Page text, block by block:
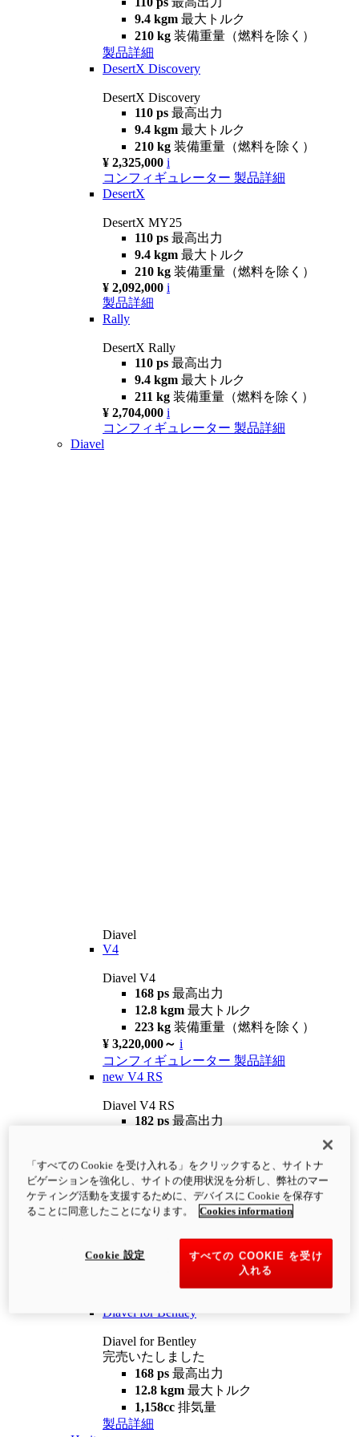
9.4 kgm 最大トルク
210 kg 装備重量（燃料を除く）
製品詳細
DesertX Discovery
DesertX Discovery
110 ps 最高出力
9.4 kgm 最大トルク
210 kg 装備重量（燃料を除く）
¥ 2,325,000 i
コンフィギュレーター 製品詳細
DesertX
DesertX MY25
110 ps 最高出力
9.4 kgm 最大トルク
210 kg 装備重量（燃料を除く）
¥ 2,092,000 i
製品詳細
Rally
DesertX Rally
110 ps 最高出力
9.4 kgm 最大トルク
211 kg 装備重量（燃料を除く）
¥ 2,704,000 i
コンフィギュレーター 製品詳細
Diavel
Diavel
V4
Diavel V4
168 ps 最高出力
12.8 kgm 最大トルク
223 kg 装備重量（燃料を除く）
¥ 3,220,000～ i
コンフィギュレーター 製品詳細
new V4 RS
Diavel V4 RS
182 ps 最高出力
¥4,400,000 i
コンフィギュレーター 製品詳細
newV4 RS 100
12.2 kgm
最大トルク
装備重量（燃料を除く）
Diavel for Bentley
Diavel for Bentley
完売いたしました
168 ps 最高出力
12.8 kgm 最大トルク
1,158cc 排気量
製品詳細
「すべての Cookie を受け入れる」をクリックすると、サイトナ
ビゲーションを強化し、サイトの使用状況を分析し、弊社のマー
ケティング活動を支援するために、デバイスに Cookie を保存す
ることに同意したことになります。
Cookies information
すべての COOKIE を受け
入れる
Cookie 設定